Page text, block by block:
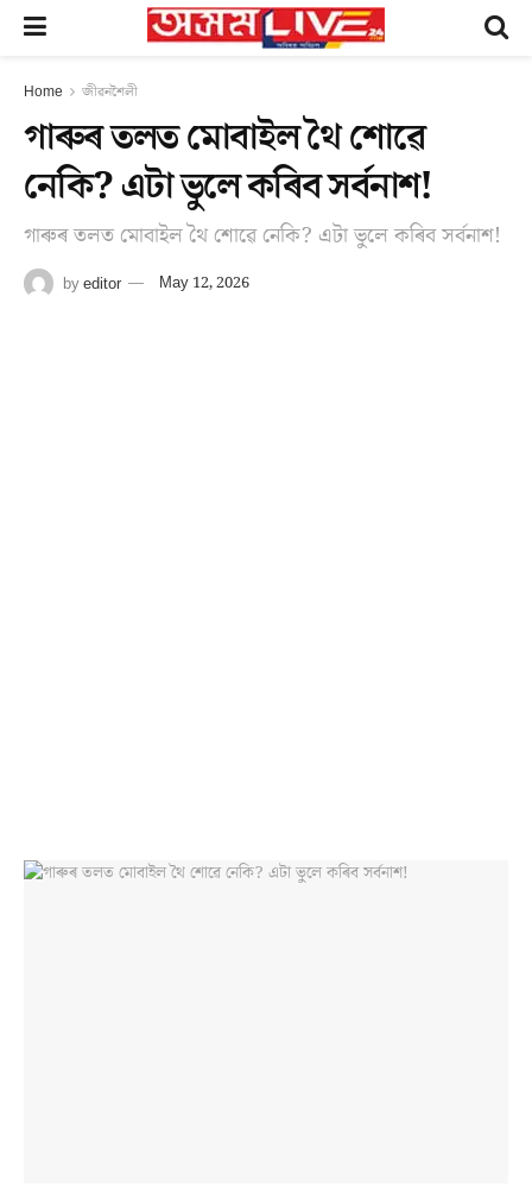
Home জীৱনশৈলী
গাৰুৰ তলত মোবাইল থৈ শোৱে
নেকি? এটা ভুলে কৰিব সৰ্বনাশ!
গাৰুৰ তলত মোবাইল থৈ শোৱে নেকি? এটা ভুলে কৰিব সৰ্বনাশ!
byeditor May 12, 2026